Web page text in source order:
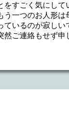
すごく気にし
一つのお人形
いるのが寂し
ご連絡もせず